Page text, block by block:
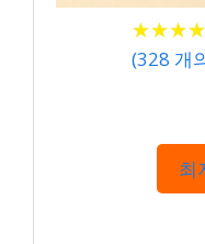
★★★★
★★★★
(328 개
최